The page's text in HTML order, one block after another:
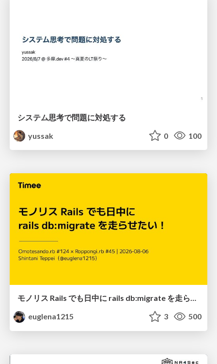
システム思考で問題に対処する
yussak
0 100
モノリス Rails でも日中に rails db:migrate を走らせたい！ / Daytime rails db:migrate on Monolithic Rails!
euglena1215
3 500